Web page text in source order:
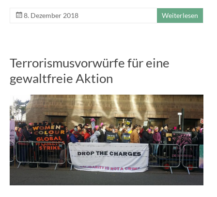
8. Dezember 2018 Weiterlesen
Terrorismusvorwürfe für eine
gewaltfreie Aktion